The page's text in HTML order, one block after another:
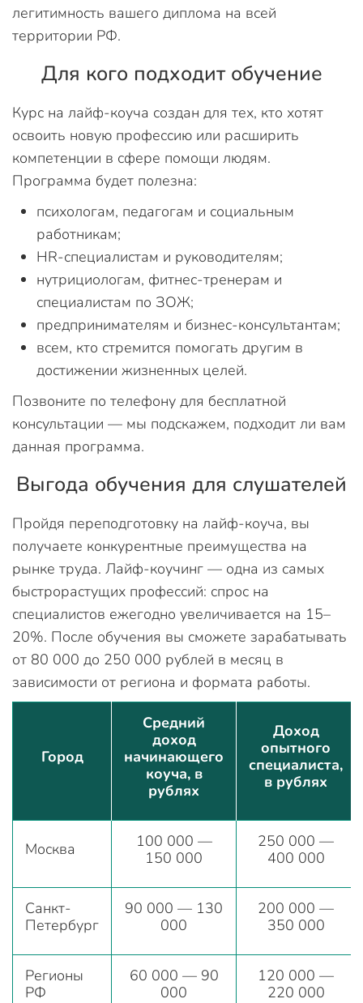
легитимность вашего диплома на всей
территории РФ.
Для кого подходит обучение
Курс на лайф-коуча создан для тех, кто хотят
освоить новую профессию или расширить
компетенции в сфере помощи людям.
Программа будет полезна:
психологам, педагогам и социальным
работникам;
HR-специалистам и руководителям;
нутрициологам, фитнес-тренерам и
специалистам по ЗОЖ;
предпринимателям и бизнес-консультантам;
всем, кто стремится помогать другим в
достижении жизненных целей.
Позвоните по телефону для бесплатной
консультации — мы подскажем, подходит ли вам
данная программа.
Выгода обучения для слушателей
Пройдя переподготовку на лайф-коуча, вы
получаете конкурентные преимущества на
рынке труда. Лайф-коучинг — одна из самых
быстрорастущих профессий: спрос на
специалистов ежегодно увеличивается на 15–
20%. После обучения вы сможете зарабатывать
от 80 000 до 250 000 рублей в месяц в
зависимости от региона и формата работы.
Город
Средний
доход
начинающего
коуча, в
рублях
Доход
опытного
специалиста,
в рублях
Москва
100 000 —
150 000
250 000 —
400 000
Санкт-
Петербург
90 000 — 130
000
200 000 —
350 000
Регионы
РФ
60 000 — 90
000
120 000 —
220 000